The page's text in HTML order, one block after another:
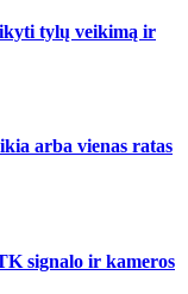
tylų veikimą ir
arba vienas ratas
signalo ir kameros